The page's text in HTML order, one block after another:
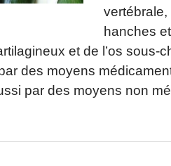
hanches
et de l’os sous-
des moyens
par des moyens non